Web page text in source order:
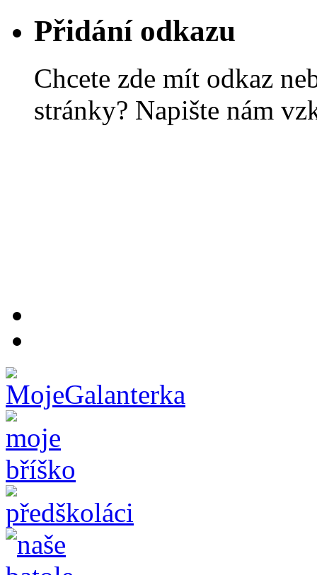
Přidání odkazu
Chcete zde mít odkaz
stránky? Napište nám